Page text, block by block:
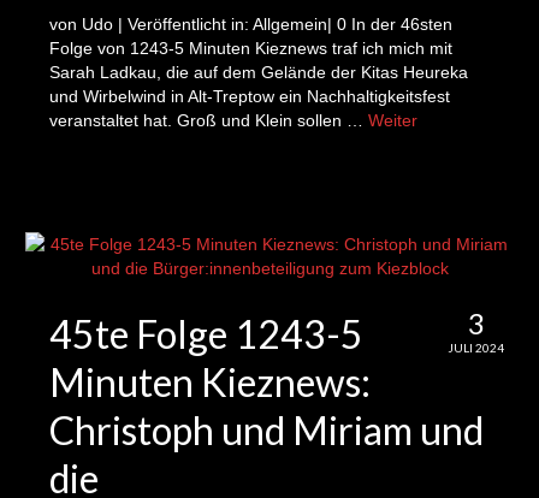
12te Folge: Ellen und Sarah möchten Hitzefrei
für die Erde
13te Folge: Diana und der Resi
(Ressourcenladen)
15te Folge: Cordula und der neue
Ideenwettbewerb
16te Folge: Christoph und Miriam und der
kommende Kiezblock für Alt-Treptow
17te Folge: Natalie und die Fotoausstellung
zum Schmollerplatz
von Udo | Veröffentlicht in: Allgemein| 0 In der 46sten
Folge von 1243-5 Minuten Kieznews traf ich mich mit
Sarah Ladkau, die auf dem Gelände der Kitas Heureka
und Wirbelwind in Alt-Treptow ein Nachhaltigkeitsfest
veranstaltet hat. Groß und Klein sollen … Weiter
3
JULI 2024
45te Folge 1243-5
Minuten Kieznews:
Christoph und Miriam und
die